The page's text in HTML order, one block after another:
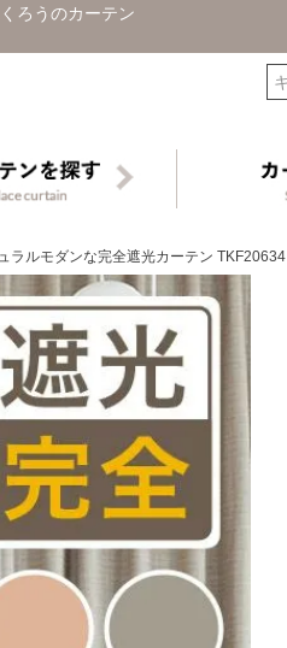
ろうのカーテン
ラルモダンな完全遮光カーテン TKF20634